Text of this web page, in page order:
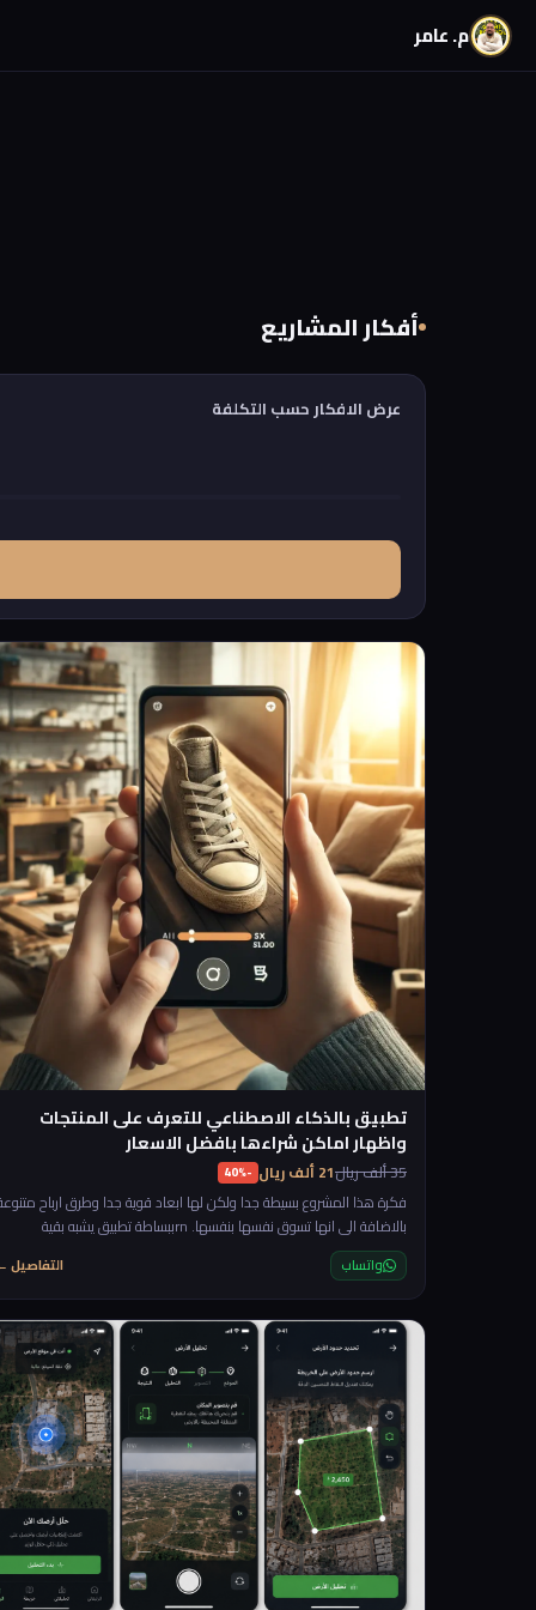
م. عامر
أفكار المشاريع
عرض الافكار حسب التكلفة
تطبيق بالذكاء الاصطناعي للتعرف على المنتجات
واظهار اماكن شراءها بافضل الاسعار
35 ألف ريال 21 ألف ريال -40%
فكرة هذا المشروع بسيطة جدا ولكن لها ابعاد قوية جدا وطرق ارباح
بالاضافة الى انها تسوق نفسها بنفسها. rnببساطة تطبيق يشبه بقية
تطبيقات الذكاء الاصطناعي لكن مختص في شي واحد وهو تصوير اي منتج
ويعطيك معلومات عنه واماكن الشراء وافضل الاسعار. rnوقبل ان نستمر
في توضيح الفكرة بجاوب على سؤال مهم "ايش يختلف عن ال chatgpt او
بقية تطبيقات الذكاء الاصطناعي" والجواب ببساطة ان التطبيق لك بالكامل
وتتحكم فيه
واتساب التفاصيل